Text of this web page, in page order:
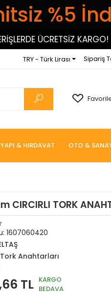
%5
ÜCRETSİZ KARGO!
TRY - Türk Lirası Sipariş
YAPI & HIRDAVAT OTO &
CIRCIRLI TORK
1607060420
Tork Anahtarları
TL KARGO
BEDAVA